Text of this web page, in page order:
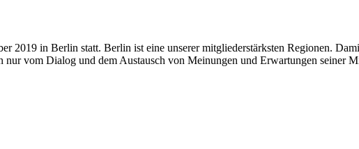
2019 in Berlin statt. Berlin ist eine unserer mitgliederstärksten Regionen.
vom Dialog und dem Austausch von Meinungen und Erwartungen seiner